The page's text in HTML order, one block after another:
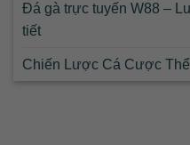
Đá gà trực tuyến W88 –
tiết
Chiến Lược Cá Cược